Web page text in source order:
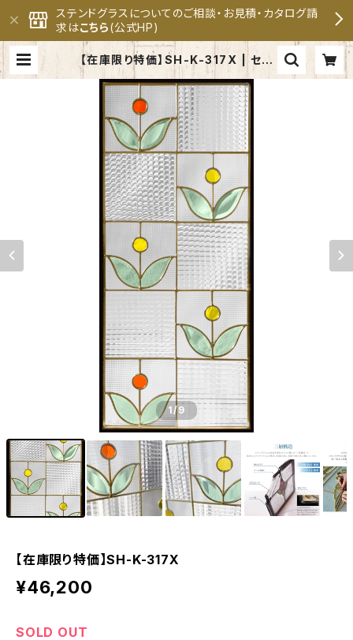
ステンドグラスについてのご相談・お見積・カタログ請
求はこちら(公式HP)
【在庫限り特価】SH-K-317X | セブ
ンホーム ステンドグラス専門メーカ
ー 公式オンラインショップ
1/9
【在庫限り特価】SH-K-317X
¥46,200
SOLD OUT